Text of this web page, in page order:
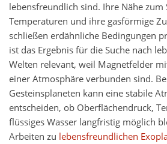
lebensfreundlich sind. Ihre Nähe zum
Temperaturen und ihre gasförmige
schließen erdähnliche Bedingungen
ist das Ergebnis für die Suche nach
Welten relevant, weil Magnetfelder
einer Atmosphäre verbunden sind.
Gesteinsplaneten kann eine stabile
entscheiden, ob Oberflächendruck,
flüssiges Wasser langfristig möglich
Arbeiten zu lebensfreundlichen